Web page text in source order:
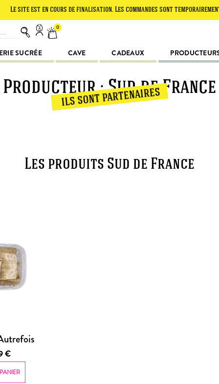
site est en cours de finalisation. Les commandes sont temporairement
0
SUCRÉE CAVE CADEAUX
Producteur : Sud de France
ils sont partenaires
Les produits Sud de France
€